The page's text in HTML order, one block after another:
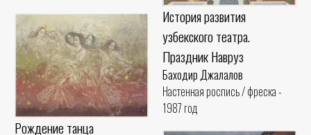
История развития
узбекского театра.
Праздник Навруз
Баходир Джалалов
Настенная роспись / фреска -
1987 год
Рождение танца